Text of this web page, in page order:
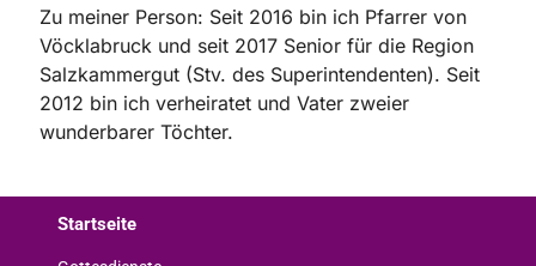
Zu meiner Person: Seit 2016 bin ich Pfarrer von
Vöcklabruck und seit 2017 Senior für die Region
Salzkammergut (Stv. des Superintendenten). Seit
2012 bin ich verheiratet und Vater zweier
wunderbarer Töchter.
Startseite